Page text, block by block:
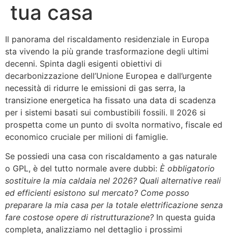
tua casa
Il panorama del riscaldamento residenziale in Europa
sta vivendo la più grande trasformazione degli ultimi
decenni. Spinta dagli esigenti obiettivi di
decarbonizzazione dell’Unione Europea e dall’urgente
necessità di ridurre le emissioni di gas serra, la
transizione energetica ha fissato una data di scadenza
per i sistemi basati sui combustibili fossili. Il 2026 si
prospetta come un punto di svolta normativo, fiscale ed
economico cruciale per milioni di famiglie.
Se possiedi una casa con riscaldamento a gas naturale
o GPL, è del tutto normale avere dubbi: È obbligatorio
sostituire la mia caldaia nel 2026? Quali alternative reali
ed efficienti esistono sul mercato? Come posso
preparare la mia casa per la totale elettrificazione senza
fare costose opere di ristrutturazione? In questa guida
completa, analizziamo nel dettaglio i prossimi